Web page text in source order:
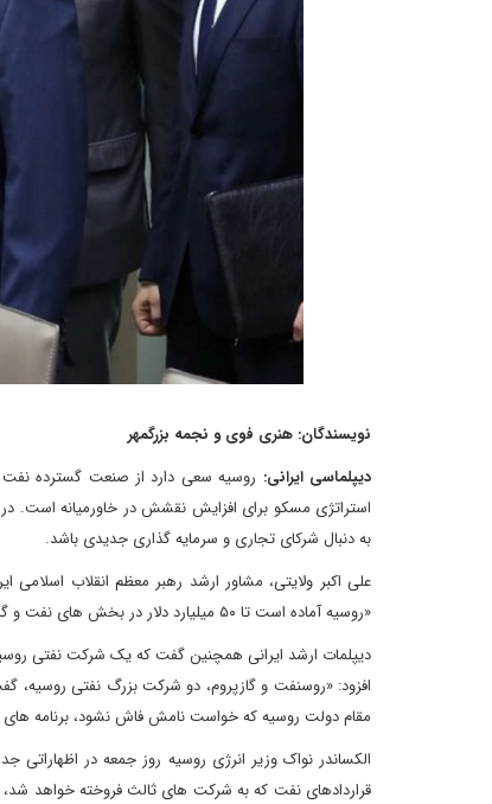
نویسندگان: هنری فوی و نجمه بزرگمهر
دیپلماسی ایرانی: روسیه سعی دارد از صنعت گسترده نفت و
استراتژی مسکو برای افزایش نقشش در خاورمیانه است.
به دنبال شرکای تجاری و سرمایه گذاری جدیدی باشد.
علی اکبر ولایتی، مشاور ارشد رهبر معظم انقلاب
«روسیه آماده است تا ۵۰ میلیارد دلار در بخش های نفت و گاز ایران سرمایه گذاری کند. همکاری نظامی فنی با روسیه برای ایران از اهمیت زیادی برخوردار است.»
دیپلمات ارشد ایرانی همچنین گفت که یک شرکت نفتی
مقام دولت روسیه که خواست نامش فاش نشود، برنامه های سرمایه گذاری 50 میلیارد دلاری را تایید کرد، اما گازپروم و روسنفت
الکساندر نواک وزیر انرژی روسیه روز جمعه در اظهاراتی
قراردادهای نفت که به شرکت های ثالث فروخته خواهد